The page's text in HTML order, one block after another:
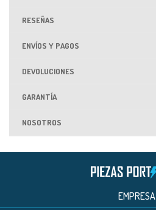
RESEÑAS
ENVÍOS Y PAGOS
DEVOLUCIONES
GARANTÍA
NOSOTROS
EMPRESA